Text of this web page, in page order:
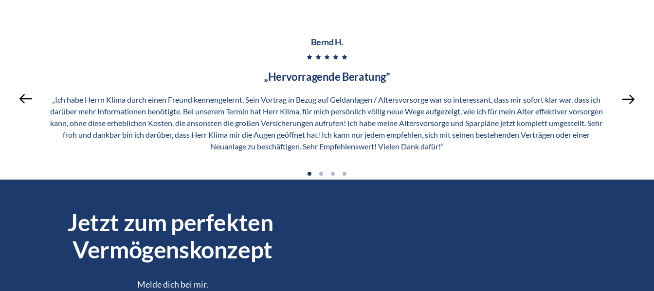
Kauf auf
Bernd H.
„Hervorragende Beratung”
„Ich habe Herrn Klima durch einen Freund kennengelernt. Sein Vortrag in Bezug auf Geldanlagen / Altersvorsorge war so interessant, dass mir sofort klar war, dass ich
darüber mehr Informationen benötigte. Bei unserem Termin hat Herr Klima, für mich persönlich völlig neue Wege aufgezeigt, wie ich für mein Alter effektiver vorsorgen
kann, ohne diese erheblichen Kosten, die ansonsten die großen Versicherungen aufrufen! Ich habe meine Altersvorsorge und Sparpläne jetzt komplett umgestellt. Sehr
froh und dankbar bin ich darüber, dass Herr Klima mir die Augen geöffnet hat! Ich kann nur jedem empfehlen, sich mit seinen bestehenden Verträgen oder einer
Neuanlage zu beschäftigen. Sehr Empfehlenswert! Vielen Dank dafür!”
„Wir
Jetzt zum perfekten
Vermögenskonzept
Melde dich bei mir.